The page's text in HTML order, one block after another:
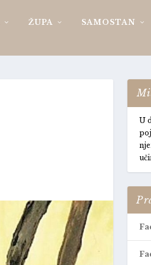
ŽUPA SAMOSTAN
U